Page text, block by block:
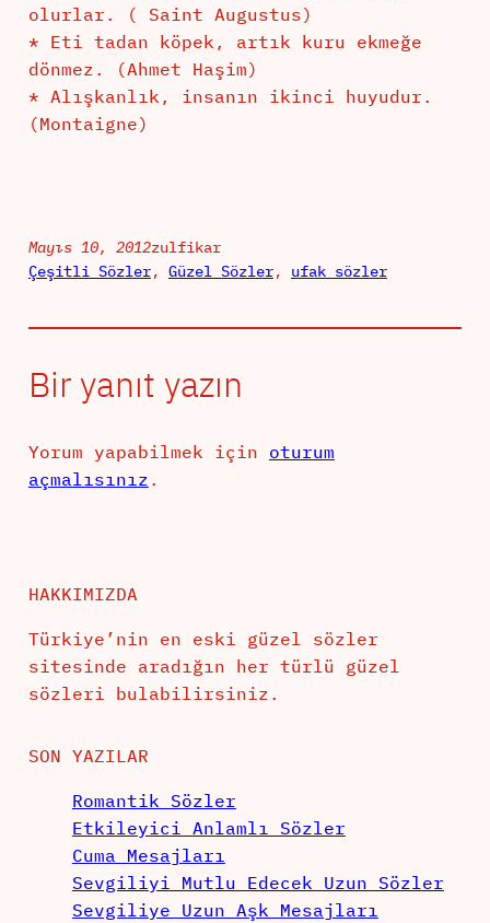
olurlar. ( Saint Augustus)
* Eti tadan köpek, artık kuru ekmeğe
dönmez. (Ahmet Haşim)
* Alışkanlık, insanın ikinci huyudur.
(Montaigne)
Mayıs 10, 2012zulfikar
Çeşitli Sözler, Güzel Sözler, ufak sözler
Bir yanıt yazın
Yorum yapabilmek için oturum
açmalısınız .
HAKKIMIZDA
Türkiye’nin en eski güzel sözler
sitesinde aradığın her türlü güzel
sözleri bulabilirsiniz.
SON YAZILAR
Romantik Sözler
Etkileyici Anlamlı Sözler
Cuma Mesajları
Sevgiliyi Mutlu Edecek Uzun Sözler
Sevgiliye Uzun Aşk Mesajları